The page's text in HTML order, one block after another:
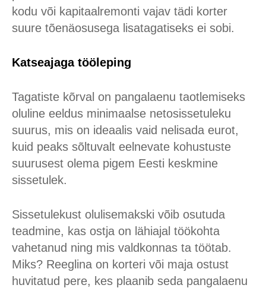
kodu või kapitaalremonti vajav tädi korter
suure tõenäosusega lisatagatiseks ei sobi.
Katseajaga tööleping
Tagatiste kõrval on pangalaenu taotlemiseks
oluline eeldus minimaalse netosissetuleku
suurus, mis on ideaalis vaid nelisada eurot,
kuid peaks sõltuvalt eelnevate kohustuste
suurusest olema pigem Eesti keskmine
sissetulek.
Sissetulekust olulisemakski võib osutuda
teadmine, kas ostja on lähiajal töökohta
vahetanud ning mis valdkonnas ta töötab.
Miks? Reeglina on korteri või maja ostust
huvitatud pere, kes plaanib seda pangalaenu